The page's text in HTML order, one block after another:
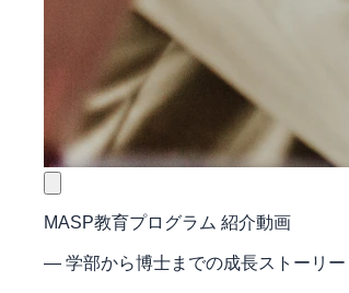
MASP教育プログラム 紹介動画
― 学部から博士までの成長ストーリ